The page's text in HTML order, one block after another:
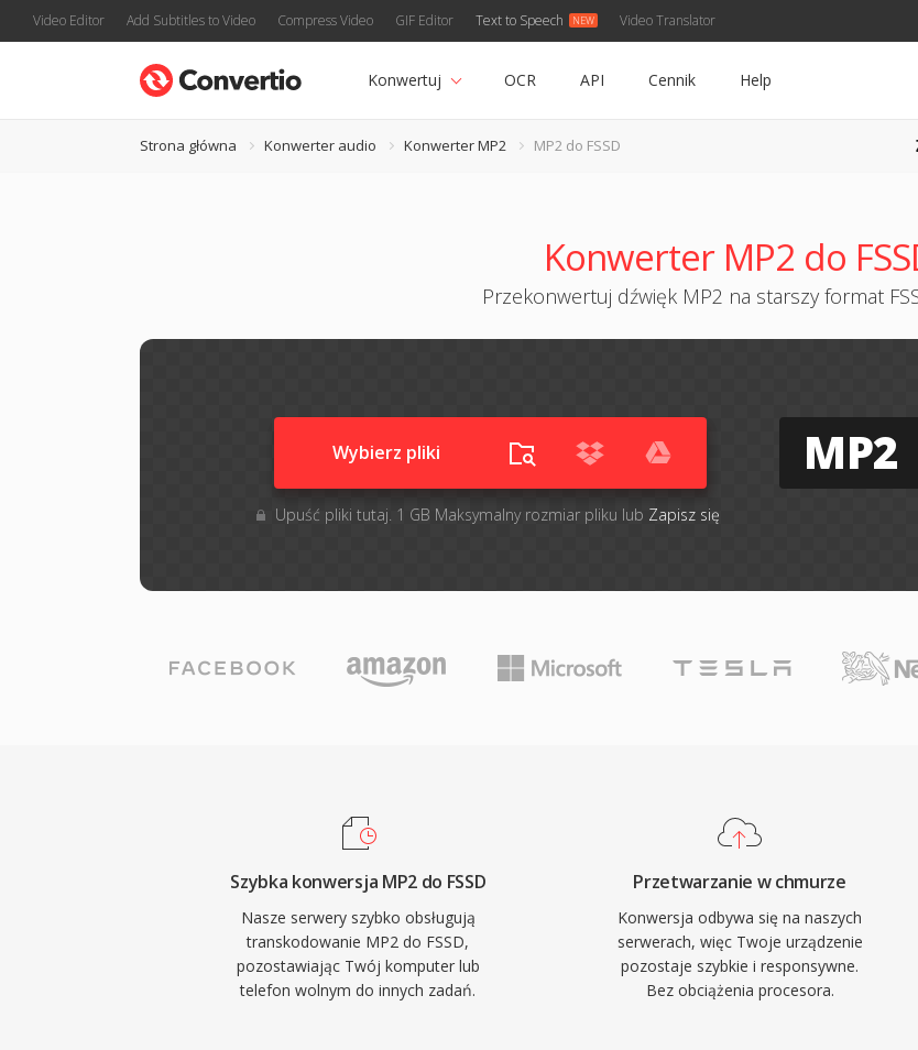
Video Editor Add Subtitles to Video Compress Video GIF Editor Text to Speech Video Translator
Konwertuj OCR API Cennik Help
Strona główna Konwerter audio Konwerter MP2 MP2 do FSSD
Konwerter MP2 do
Przekonwertuj dźwięk MP2 na starszy format
Wybierz pliki
Upuść pliki tutaj. 1 GB Maksymalny rozmiar pliku lub Zapisz się
MP2
Szybka konwersja MP2 do FSSD
Nasze serwery szybko obsługują
transkodowanie MP2 do FSSD,
pozostawiając Twój komputer lub
telefon wolnym do innych zadań.
Przetwarzanie w chmurze
Konwersja odbywa się na naszych
serwerach, więc Twoje urządzenie
pozostaje szybkie i responsywne.
Bez obciążenia procesora.